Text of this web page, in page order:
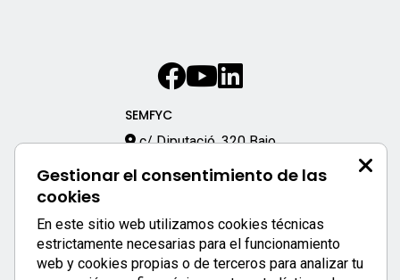
Gestionar el consentimiento de las
cookies
En este sitio web utilizamos cookies técnicas
estrictamente necesarias para el funcionamiento
web y cookies propias o de terceros para analizar tu
SEMFYC
c/ Diputació, 320 Bajo
933 170 333
Enlaces destacados:
APP SEMFYC